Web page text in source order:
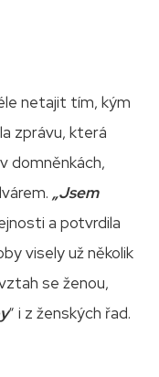
netajit tím, kým
zprávu, která
domněnkách,
„Jsem
a potvrdila
visely už několik
se ženou,
“ i z ženských řad.